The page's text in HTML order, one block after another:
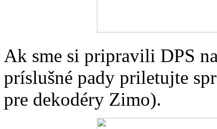
Ak sme si pripravili DPS
príslušné pady priletujte
pre dekodéry Zimo).